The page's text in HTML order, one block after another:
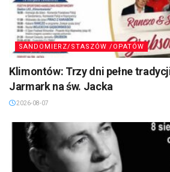
SANDOMIERZ/STASZÓW /OPATÓW
Klimontów: Trzy dni pełne
Jarmark na św. Jacka
2026-08-07